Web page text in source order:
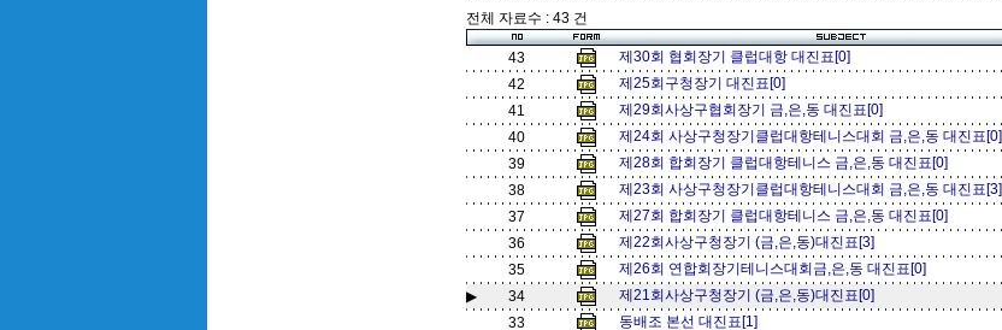
전체 자료수 : 43 건
43 제30회 협회장기 클럽대항 대진표[0]
42
제25회구청장기 대진표[0]
41
제29회사상구협회장기 금,은,동 대진표[0]
40
제24회 사상구청장기클럽대항테니스대회 금,은,동 대진표[0]
39
제28회 합회장기 클럽대항테니스 금,은,동 대진표[0]
38
제23회 사상구청장기클럽대항테니스대회 금,은,동 대진표[3]
37
제27회 합회장기 클럽대항테니스 금,은,동 대진표[0]
36
제22회사상구청장기 (금,은,동)대진표[3]
35
제26회 연합회장기테니스대회금,은,동 대진표[0]
▶
34 제21회사상구청장기 (금,은,동)대진표[0]
33
동배조 본선 대진표[1]